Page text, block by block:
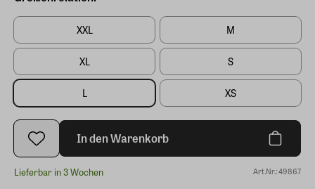
XXL M
XL S
L XS
In den Warenkorb
Lieferbar in 3 Wochen Art.Nr.: 49867